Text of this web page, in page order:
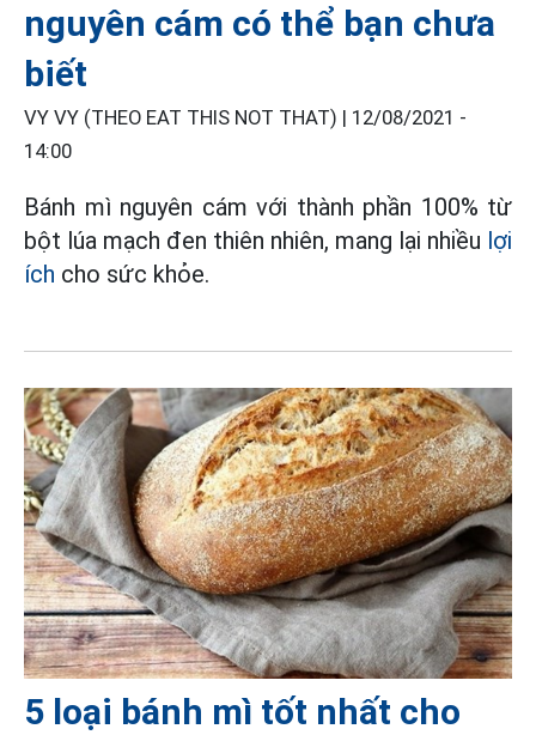
nguyên cám có thể bạn chưa
biết
VY VY (THEO EAT THIS NOT THAT) | 12/08/2021 -
14:00
Bánh mì nguyên cám với thành phần 100% từ
bột lúa mạch đen thiên nhiên, mang lại nhiều lợi
ích cho sức khỏe.
5 loại bánh mì tốt nhất cho